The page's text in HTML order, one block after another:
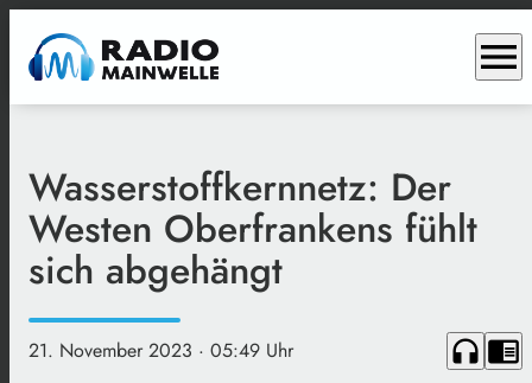
menu
Wasserstoffkernnetz: Der
Westen Oberfrankens fühlt
sich abgehängt
21. November 2023 · 05:49 Uhr headphones chrome_reader_mode